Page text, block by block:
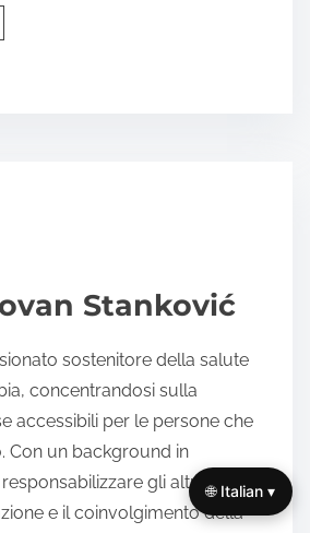
Stanković
sostenitore della salute
concentrandosi sulla
accessibili per le persone che
Con un background in
gli altri
e il coinvolgimento della
🌐 Italian ▾